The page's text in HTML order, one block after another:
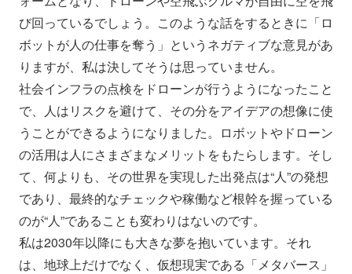
び回っているでしょう。このような話をするときに「ロ
ボットが人の仕事を奪う」というネガティブな意見があ
りますが、私は決してそうは思っていません。
社会インフラの点検をドローンが行うようになったこと
で、人はリスクを避けて、その分をアイデアの想像に使
うことができるようになりました。ロボットやドローン
の活用は人にさまざまなメリットをもたらします。そし
て、何よりも、その世界を実現した出発点は“人”の発想
であり、最終的なチェックや稼働など根幹を握っている
のが“人”であることも変わりはないのです。
私は2030年以降にも大きな夢を抱いています。それ
は、地球上だけでなく、仮想現実である「メタバース」